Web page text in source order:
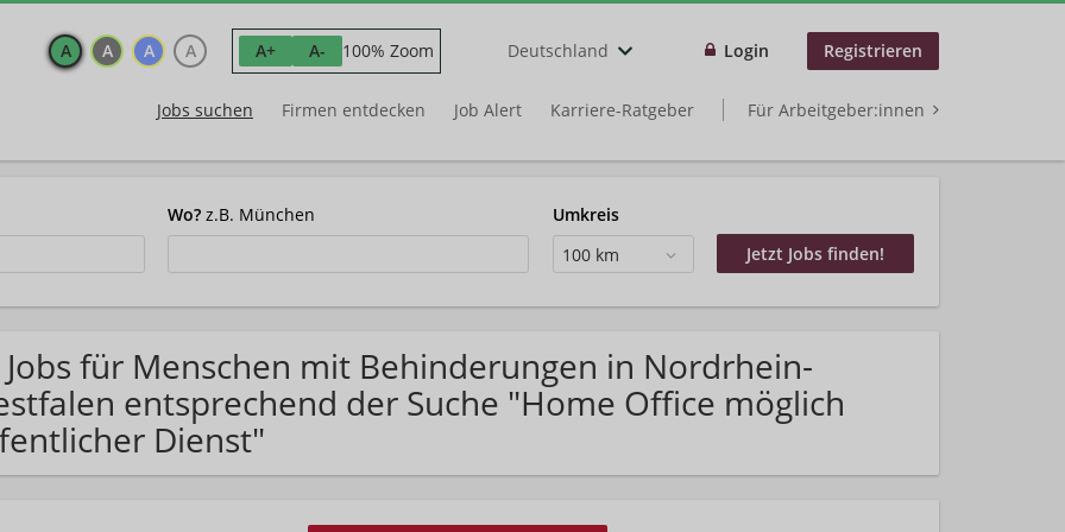
A A A A A+ A- 100% Zoom Deutschland Login Registrieren
Jobs suchen Firmen entdecken Job Alert Karriere-Ratgeber Für Arbeitgeber:innen
Wo? z.B. München
Umkreis
100 km
für Menschen mit Behinderungen in Nordrhein-
entsprechend der Suche "Home Office möglich
Dienst"